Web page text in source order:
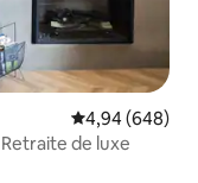
Note
4,94 (648)
de luxe